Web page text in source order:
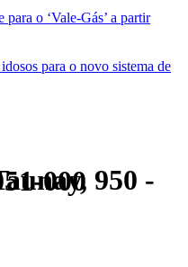
o ‘Vale-Gás’ a partir
para o novo sistema de
84051-000